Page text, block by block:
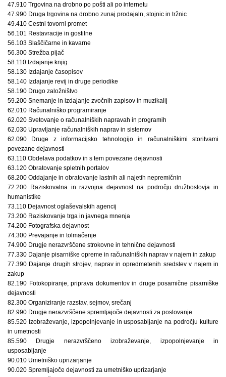
47.910 Trgovina na drobno po pošti ali po internetu
47.990 Druga trgovina na drobno zunaj prodajaln, stojnic in tržnic
49.410 Cestni tovorni promet
56.101 Restavracije in gostilne
56.103 Slaščičarne in kavarne
56.300 Strežba pijač
58.110 Izdajanje knjig
58.130 Izdajanje časopisov
58.140 Izdajanje revij in druge periodike
58.190 Drugo založništvo
59.200 Snemanje in izdajanje zvočnih zapisov in muzikalij
62.010 Računalniško programiranje
62.020 Svetovanje o računalniških napravah in programih
62.030 Upravljanje računalniških naprav in sistemov
62.090 Druge z informacijsko tehnologijo in računalniškimi storitvami
povezane dejavnosti
63.110 Obdelava podatkov in s tem povezane dejavnosti
63.120 Obratovanje spletnih portalov
68.200 Oddajanje in obratovanje lastnih ali najetih nepremičnin
72.200 Raziskovalna in razvojna dejavnost na področju družboslovja in
humanistike
73.110 Dejavnost oglaševalskih agencij
73.200 Raziskovanje trga in javnega mnenja
74.200 Fotografska dejavnost
74.300 Prevajanje in tolmačenje
74.900 Drugje nerazvrščene strokovne in tehnične dejavnosti
77.330 Dajanje pisarniške opreme in računalniških naprav v najem in zakup
77.390 Dajanje drugih strojev, naprav in opredmetenih sredstev v najem in
zakup
82.190 Fotokopiranje, priprava dokumentov in druge posamične pisarniške
dejavnosti
82.300 Organiziranje razstav, sejmov, srečanj
82.990 Drugje nerazvrščene spremljajoče dejavnosti za poslovanje
85.520 Izobraževanje, izpopolnjevanje in usposabljanje na področju kulture
in umetnosti
85.590 Drugje nerazvrščeno izobraževanje, izpopolnjevanje in
usposabljanje
90.010 Umetniško uprizarjanje
90.020 Spremljajoče dejavnosti za umetniško uprizarjanje